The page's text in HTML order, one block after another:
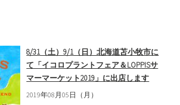
8/31（土）9/1（日）北海道苫小牧市に
て「イコロプラントフェア＆LOPPISサ
マーマーケット2019」に出店します
2019年08月05日（月）